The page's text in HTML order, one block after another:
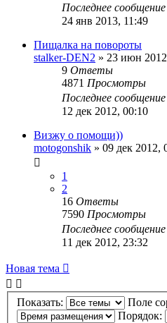
Последнее сообщение
24 янв 2013, 11:49
Пищалка на повороты
stalker-DEN2 » 23 июн
9 Ответы
4871 Просмотры
Последнее сообщение
12 дек 2012, 00:10
Визжу о помощи))
motogonshik » 09 дек 2012,
1
2
16 Ответы
7590 Просмотры
Последнее сообщение
11 дек 2012, 23:32
Новая тема
Показать:
Поле
Порядок: